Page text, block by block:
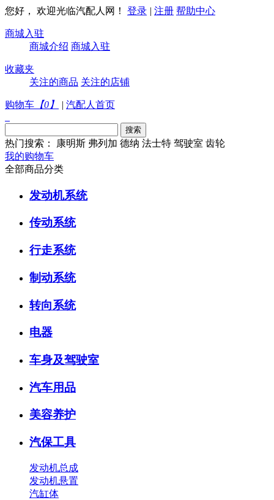
您好， 欢迎光临汽配人网！ 登录 | 注册 帮助中心
商城入驻
商城介绍 商城入驻
收藏夹
关注的商品 关注的店铺
购物车 【0 】 | 汽配人首页
热门搜索： 康明斯 弗列加 德纳 法士特 驾驶室 齿轮
我的购物车
全部商品分类
发动机系统
传动系统
行走系统
制动系统
转向系统
电器
车身及驾驶室
汽车用品
美容养护
汽保工具
发动机总成
发动机悬置
汽缸体